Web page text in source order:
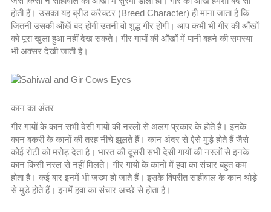
होती हैं। उसका यह ब्रीड करैक्टर (Breed Character) ही माना जाता है कि
जितनी उसकी ऑंखें बंद होंगी उतनी वो शुद्ध गीर होगी। आप कभी भी गीर की आँखों
को पूरा खुला हुआ नहीं देख सकते। गीर गायों की आँखों में पानी बहने की समस्या
भी अक्सर देखी जाती है।
कान का अंतर
गीर गायों के कान सभी देसी गायों की नस्लों से अलग प्रकार के होते हैं। इनके
कान बकरी के कानों की तरह नीचे झूलते हैं। कान अंदर से ऐसे मुड़े होते हैं जैसे
कोई रोटी को मरोड़ देता है। भारत की दूसरी सभी देसी गायों की नस्लों से इनके
कान किसी नस्ल से नहीं मिलते। गीर गायों के कानों में हवा का संचार बहुत कम
होता है। कई बार इनमें भी ज़ख्म हो जाते हैं। इसके विपरीत साहीवाल के कान थोड़े
से मुड़े होते हैं। इनमें हवा का संचार अच्छे से होता है।